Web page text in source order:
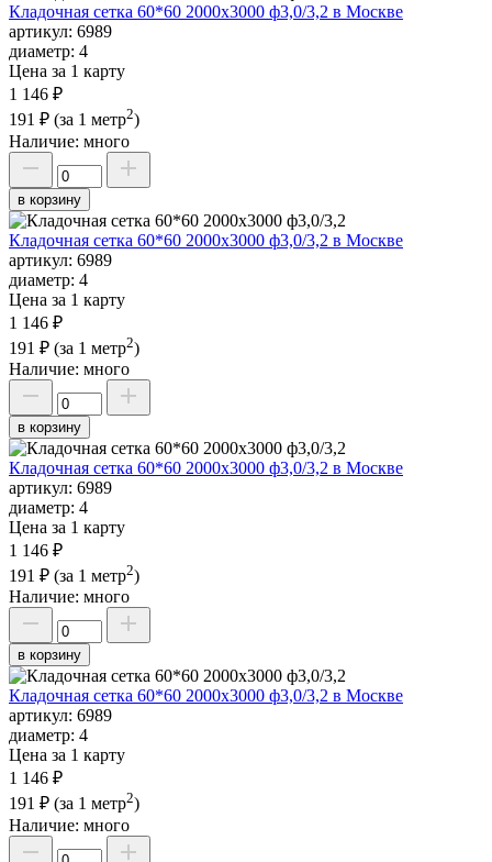
Кладочная сетка 60*60 2000х3000 ф3,0/3,2 в Москве
артикул: 6989
диаметр: 4
Цена за 1 карту
1 146 ₽
191 ₽ (за 1 метр2)
Наличие: много
в корзину
Кладочная сетка 60*60 2000х3000 ф3,0/3,2 в Москве
артикул: 6989
диаметр: 4
Цена за 1 карту
1 146 ₽
191 ₽ (за 1 метр2)
Наличие: много
в корзину
Кладочная сетка 60*60 2000х3000 ф3,0/3,2 в Москве
артикул: 6989
диаметр: 4
Цена за 1 карту
1 146 ₽
191 ₽ (за 1 метр2)
Наличие: много
в корзину
Кладочная сетка 60*60 2000х3000 ф3,0/3,2 в Москве
артикул: 6989
диаметр: 4
Цена за 1 карту
1 146 ₽
191 ₽ (за 1 метр2)
Наличие: много